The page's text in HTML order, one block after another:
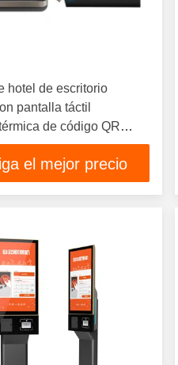
hotel de escritorio
pantalla táctil
de código QR
Impact Cine Quiosco
el mejor precio